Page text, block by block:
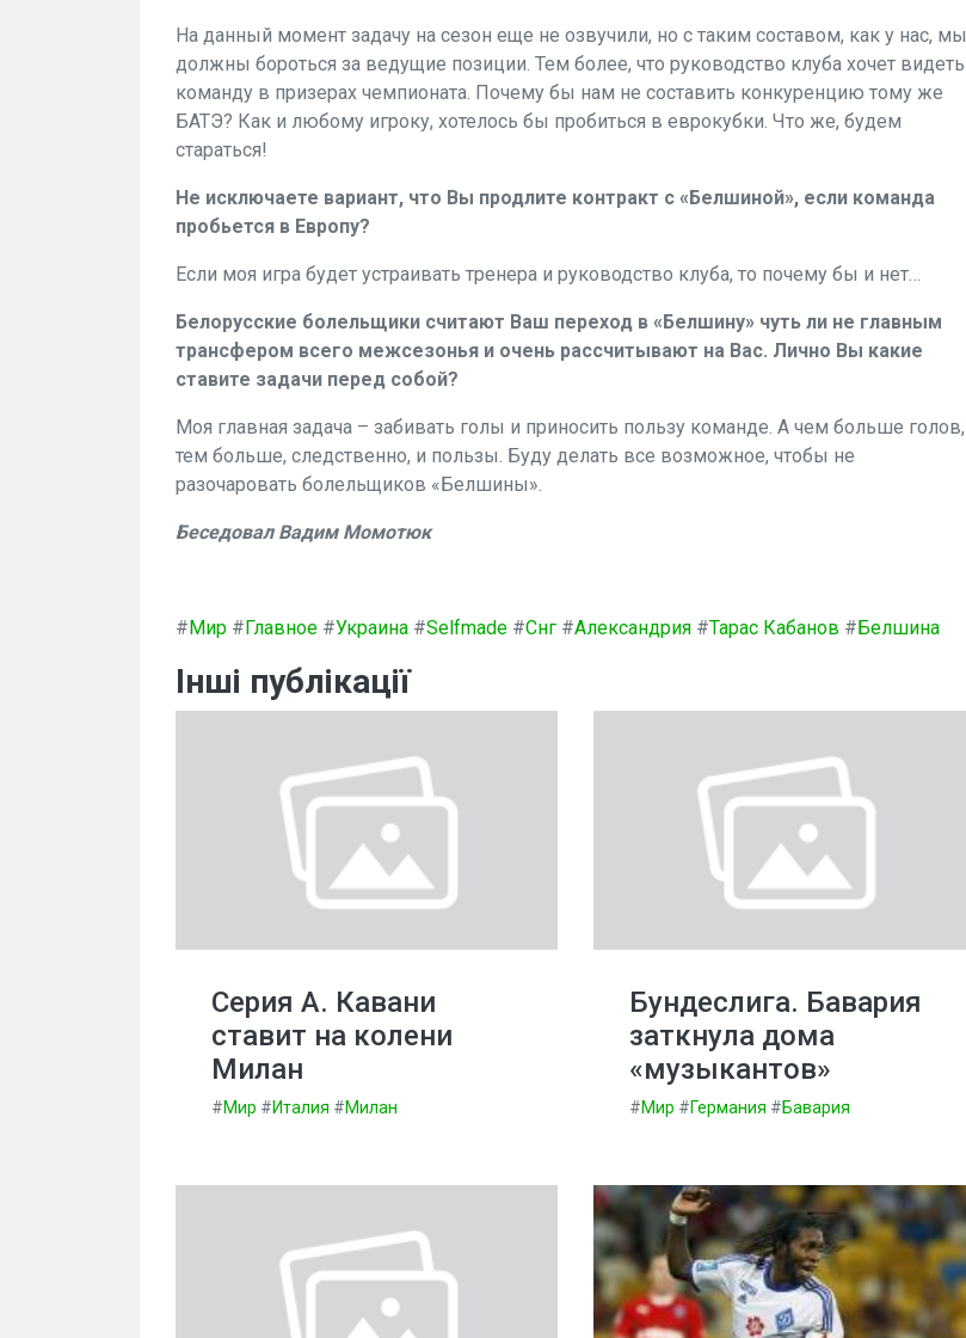
На данный момент задачу на сезон еще не озвучили, но с таким составом, как у нас, мы
должны бороться за ведущие позиции. Тем более, что руководство клуба хочет видеть
команду в призерах чемпионата. Почему бы нам не составить конкуренцию тому же
БАТЭ? Как и любому игроку, хотелось бы пробиться в еврокубки. Что же, будем
стараться!
Не исключаете вариант, что Вы продлите контракт с «Белшиной», если команда
пробьется в Европу?
Если моя игра будет устраивать тренера и руководство клуба, то почему бы и нет…
Белорусские болельщики считают Ваш переход в «Белшину» чуть ли не главным
трансфером всего межсезонья и очень рассчитывают на Вас. Лично Вы какие
ставите задачи перед собой?
Моя главная задача – забивать голы и приносить пользу команде. А чем больше голов,
тем больше, следственно, и пользы. Буду делать все возможное, чтобы не
разочаровать болельщиков «Белшины».
Беседовал Вадим Момотюк
#Мир #Главное #Украина #Selfmade #Снг #Александрия #Тарас Кабанов #Белшина
Інші публікації
Серия А. Кавани
ставит на колени
Милан
#Мир #Италия #Милан
Бундеслига. Бавария
заткнула дома
«музыкантов»
#Мир #Германия #Бавария